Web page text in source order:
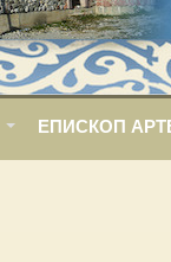
ЕПИСКОП